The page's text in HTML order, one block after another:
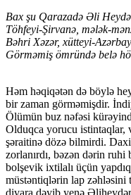
Bax şu Qarazadə Əli
Töhfeyi-Şirvanə, mələk-
Bəhri Xəzər, xütteyi-
Görməmiş ömründə belə
Həm həqiqətən də böylə
bir zaman görməmişdir.
Ölümün buz nəfəsi
Olduqca yorucu istintaqlar,
şəraitinə dözə bilmirdi.
zorlanırdı, bəzən dərin
bolşevik ixtilalı üçün
müstəntiqlərin lap